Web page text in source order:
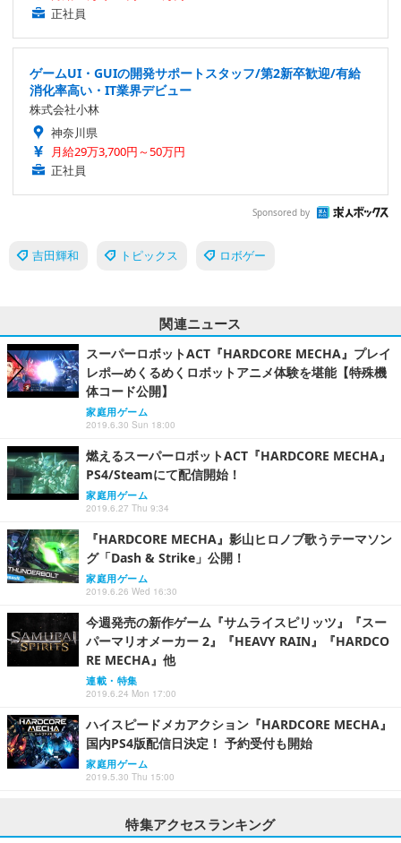
正社員
ゲームUI・GUIの開発サポートスタッフ/第2新卒歓迎/有給
消化率高い・IT業界デビュー
株式会社小林
神奈川県
月給29万3,700円～50万円
正社員
Sponsored by
吉田輝和 トピックス ロボゲー
関連ニュース
スーパーロボットACT『HARDCORE MECHA』プレイ
レポ―めくるめくロボットアニメ体験を堪能【特殊機
体コード公開】
家庭用ゲーム
2019.6.30 Sun 18:00
燃えるスーパーロボットACT『HARDCORE MECHA』
PS4/Steamにて配信開始！
家庭用ゲーム
2019.6.27 Thu 9:34
『HARDCORE MECHA』影山ヒロノブ歌うテーマソン
グ「Dash & Strike」公開！
家庭用ゲーム
2019.6.26 Wed 16:30
今週発売の新作ゲーム『サムライスピリッツ』『スー
パーマリオメーカー 2』『HEAVY RAIN』『HARDCO
RE MECHA』他
連載・特集
2019.6.24 Mon 17:00
ハイスピードメカアクション『HARDCORE MECHA』
国内PS4版配信日決定！ 予約受付も開始
家庭用ゲーム
2019.5.30 Thu 15:00
特集アクセスランキング